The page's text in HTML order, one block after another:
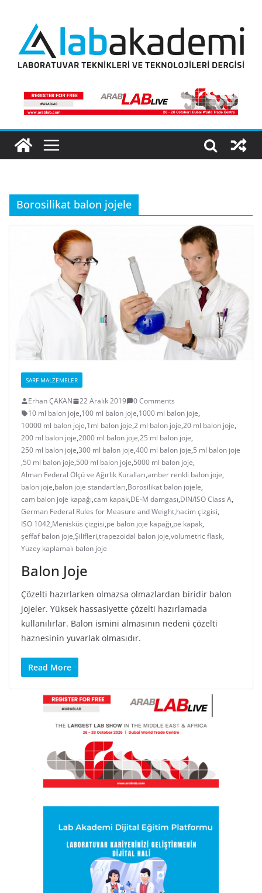
content
Borosilikat balon jojele
SARF MALZEMELER
Erhan ÇAKAN 22 Aralık 2019
0 Comments
10 ml balon joje,100 ml balon joje,1000 ml balon joje,
10000 ml balon joje,1ml balon joje,2 ml balon joje,20 ml balon joje,
200 ml balon joje,2000 ml balon joje,25 ml balon joje,
250 ml balon joje,300 ml balon joje,400 ml balon joje,5 ml balon joje
,50 ml balon joje,500 ml balon joje,5000 ml balon joje,
Alman Federal Ölçü ve Ağırlık Kuralları,amber renkli balon joje,
balon joje,balon joje standartları,Borosilikat balon jojele,
cam balon joje kapağı,cam kapak,DE-M damgası,DIN/ISO Class A,
German Federal Rules for Measure and Weight,hacim çizgisi,
ISO 1042,Menisküs çizgisi,pe balon joje kapağı,pe kapak,
şeffaf balon joje,Şilifleri,trapezoidal balon joje,volumetric flask,
Yüzey kaplamalı balon joje
Balon Joje
Çözelti hazırlarken olmazsa olmazlardan biridir balon
jojeler. Yüksek hassasiyette çözelti hazırlamada
kullanılırlar. Balon ismini almasının nedeni çözelti
haznesinin yuvarlak olmasıdır.
Read More